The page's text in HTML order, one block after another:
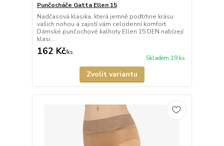
Punčocháče Gatta Ellen 15
Nadčasová klasika, která jemně podtrhne krásu
vašich nohou a zajistí vám celodenní komfort.
Dámské punčochové kalhoty Ellen 15 DEN nabízejí
klasi...
162 Kč/ks
Skladem 19 ks
Zvolit variantu